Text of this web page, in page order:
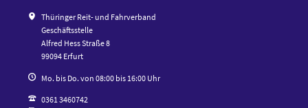
Thüringer Reit- und Fahrverband
Geschäftsstelle
Alfred Hess Straße 8
99094 Erfurt
Mo. bis Do. von 08:00 bis 16:00 Uhr
0361 3460742